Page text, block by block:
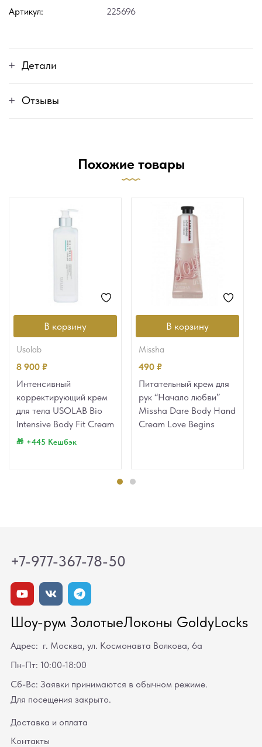
Артикул: 225696
Детали
Отзывы
Похожие товары
В корзину
usolab
8 900 ₽
Интенсивный
корректирующий крем
для тела USOLAB Bio
Intensive Body Fit Cream
+445 Кешбэк
В корзину
missha
490 ₽
Питательный крем для
рук “Начало любви”
Missha Dare Body Hand
Cream Love Begins
+7-977-367-78-50
Шоу-рум ЗолотыеЛоконы GoldyLocks
Адрес: г. Москва, ул. Космонавта Волкова, 6а
Пн-Пт: 10:00-18:00
Сб-Вс: Заявки принимаются в обычном режиме.
Для посещения закрыто.
Доставка и оплата
Контакты